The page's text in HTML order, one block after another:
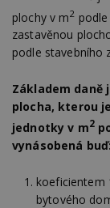
plochy v m2
zastavěnou
podle stavebního
Základem daně
plocha, kterou
jednotky v m2
vynásobená buď:
koeficientem
bytového